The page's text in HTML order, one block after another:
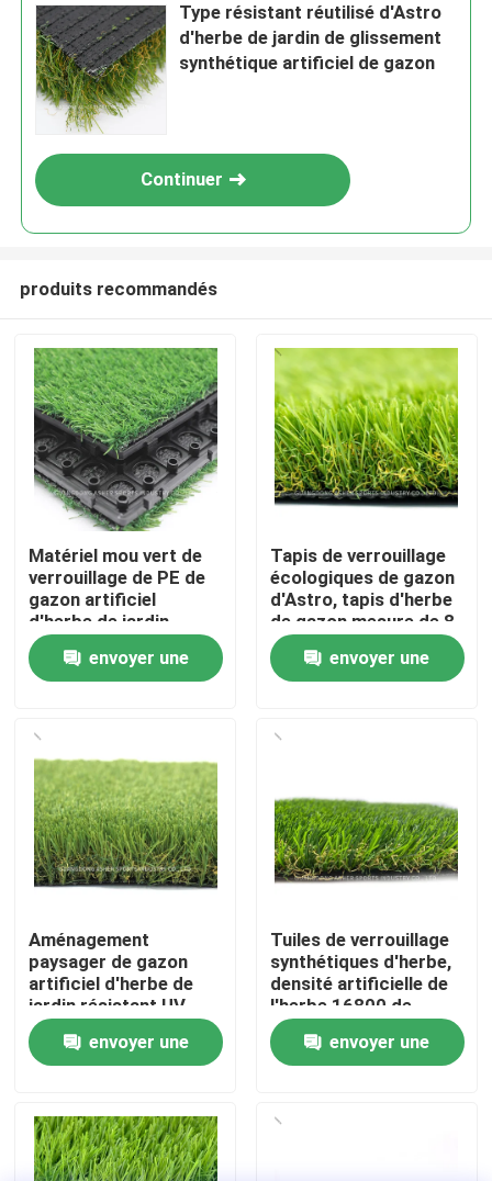
Accueil
Produits
Vidéos
Visite de l'usine
Contrôle de qualité
Nous contacter
Nouvelles
Demander un devis
Type résistant réutilisé d'Astro
d'herbe de jardin de glissement
synthétique artificiel de gazon
Continuer
produits recommandés
Matériel mou vert de
verrouillage de PE de
gazon artificiel
d'herbe de jardin
envoyer une
Tapis de verrouillage
écologiques de gazon
d'Astro, tapis d'herbe
de gazon mesure de 8
pouces
envoyer une
Aménagement
paysager de gazon
artificiel d'herbe de
jardin résistant UV
extérieur de Sythetic
envoyer une
Tuiles de verrouillage
synthétiques d'herbe,
densité artificielle de
l'herbe 16800 de
polyéthylène
envoyer une